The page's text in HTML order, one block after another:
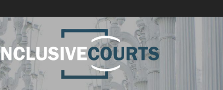
Igualdade e diferença cultural na prática judicial portuguesa